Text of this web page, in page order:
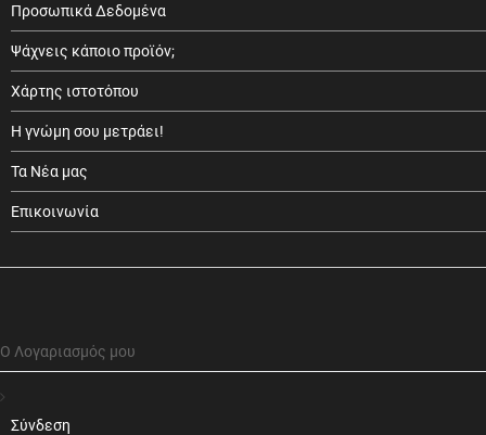
Προσωπικά Δεδομένα
Ψάχνεις κάποιο προϊόν;
Χάρτης ιστοτόπου
Η γνώμη σου μετράει!
Τα Νέα μας
Επικοινωνία
Ο Λογαριασμός μου
Σύνδεση